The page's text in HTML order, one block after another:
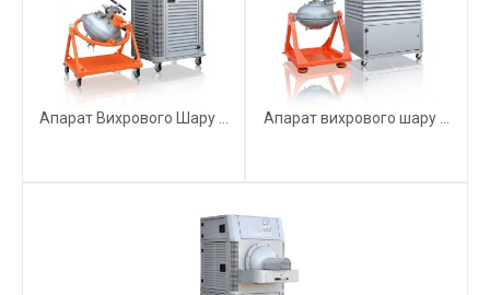
Апарат Вихрового Шару ... Апарат вихрового шару ...